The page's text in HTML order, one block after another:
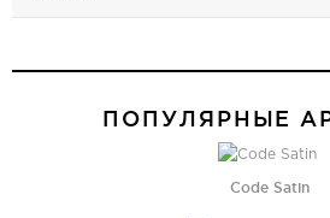
ПОПУЛЯРНЫЕ
Code Satin